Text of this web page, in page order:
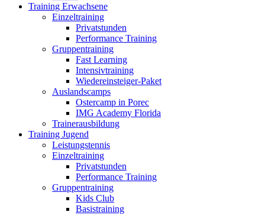
Training Erwachsene
Einzeltraining
Privatstunden
Performance Training
Gruppentraining
Fast Learning
Intensivtraining
Wiedereinsteiger-Paket
Auslandscamps
Ostercamp in Porec
IMG Academy Florida
Trainerausbildung
Training Jugend
Leistungstennis
Einzeltraining
Privatstunden
Performance Training
Gruppentraining
Kids Club
Basistraining